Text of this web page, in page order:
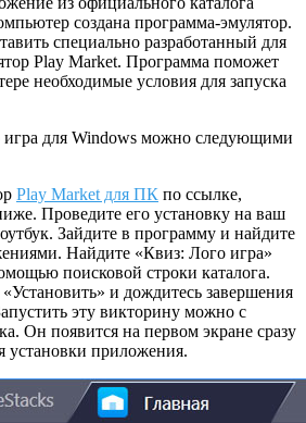
создана программа-эмулятор.
специально разработанный для
Play Market. Программа поможет
необходимые условия для запуска
игра для Windows можно следующими
Play Market для ПК по ссылке,
Проведите его установку на ваш
Зайдите в программу и найдите
Найдите «Квиз: Лого игра»
поисковой строки каталога.
и дождитесь завершения
эту викторину можно с
Он появится на первом экране сразу
установки приложения.